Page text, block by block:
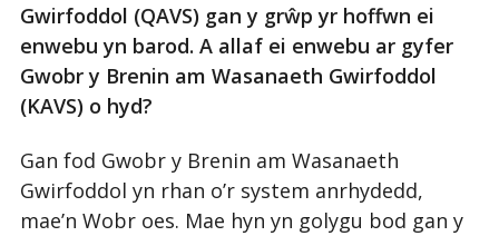
Gwirfoddol (QAVS) gan y grŵp yr hoffwn ei
enwebu yn barod. A allaf ei enwebu ar gyfer
Gwobr y Brenin am Wasanaeth Gwirfoddol
(KAVS) o hyd?
Gan fod Gwobr y Brenin am Wasanaeth
Gwirfoddol yn rhan o’r system anrhydedd,
mae’n Wobr oes. Mae hyn yn golygu bod gan y